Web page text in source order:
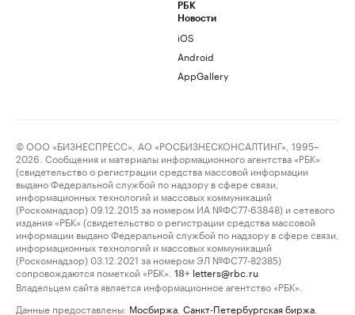
РБК
Новости
iOS
Android
AppGallery
© ООО «БИЗНЕСПРЕСС», АО «РОСБИЗНЕСКОНСАЛТИНГ», 1995–
2026. Сообщения и материалы информационного агентства «РБК»
(свидетельство о регистрации средства массовой информации
выдано Федеральной службой по надзору в сфере связи,
информационных технологий и массовых коммуникаций
(Роскомнадзор) 09.12.2015 за номером ИА №ФС77-63848) и сетевого
издания «РБК» (свидетельство о регистрации средства массовой
информации выдано Федеральной службой по надзору в сфере связи,
информационных технологий и массовых коммуникаций
(Роскомнадзор) 03.12.2021 за номером ЭЛ №ФС77-82385)
сопровождаются пометкой «РБК».
18+ letters@rbc.ru
Владельцем сайта является информационное агентство «РБК».
Данные предоставлены: Мосбиржа Санкт-Петербургская биржа